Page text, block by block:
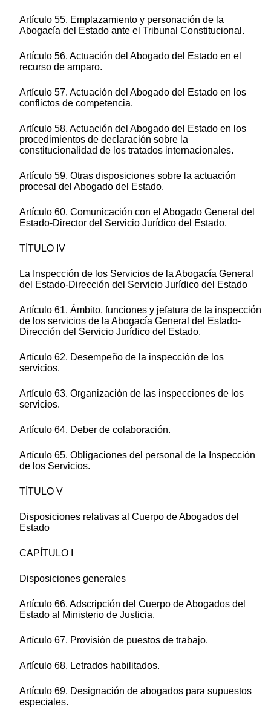
Artículo 55. Emplazamiento y personación de la
Abogacía del Estado ante el Tribunal Constitucional.
Artículo 56. Actuación del Abogado del Estado en el
recurso de amparo.
Artículo 57. Actuación del Abogado del Estado en los
conflictos de competencia.
Artículo 58. Actuación del Abogado del Estado en los
procedimientos de declaración sobre la
constitucionalidad de los tratados internacionales.
Artículo 59. Otras disposiciones sobre la actuación
procesal del Abogado del Estado.
Artículo 60. Comunicación con el Abogado General del
Estado-Director del Servicio Jurídico del Estado.
TÍTULO IV
La Inspección de los Servicios de la Abogacía General
del Estado-Dirección del Servicio Jurídico del Estado
Artículo 61. Ámbito, funciones y jefatura de la inspección
de los servicios de la Abogacía General del Estado-
Dirección del Servicio Jurídico del Estado.
Artículo 62. Desempeño de la inspección de los
servicios.
Artículo 63. Organización de las inspecciones de los
servicios.
Artículo 64. Deber de colaboración.
Artículo 65. Obligaciones del personal de la Inspección
de los Servicios.
TÍTULO V
Disposiciones relativas al Cuerpo de Abogados del
Estado
CAPÍTULO I
Disposiciones generales
Artículo 66. Adscripción del Cuerpo de Abogados del
Estado al Ministerio de Justicia.
Artículo 67. Provisión de puestos de trabajo.
Artículo 68. Letrados habilitados.
Artículo 69. Designación de abogados para supuestos
especiales.